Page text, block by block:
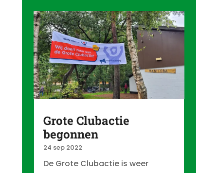
Grote Clubactie
begonnen
24 sep 2022
De Grote Clubactie is weer